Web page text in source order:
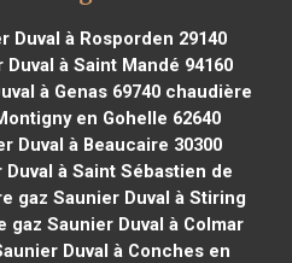
Duval à Rosporden 29140
à Saint Mandé 94160
à Genas 69740chaudière
en Gohelle 62640
Duval à Beaucaire 30300
à Saint Sébastien de
gaz Saunier Duval à Stiring
Saunier Duval à Colmar
Duval à Conches en